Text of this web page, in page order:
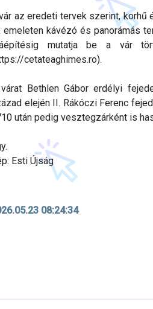
az eredeti tervek szerint, korhű
emeleten kávézó és panorámás
mutatja be a vár
cetateaghimes.ro).
Bethlen Gábor erdélyi
elején II. Rákóczi Ferenc
után pedig vesztegzárként is
Esti Újság
08:24:34